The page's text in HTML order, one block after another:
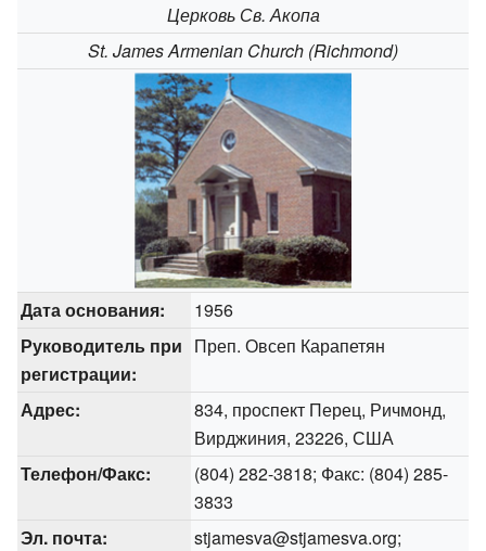
Церковь Св. Акопа
St. James Armenian Church (Richmond)
Дата основания:
1956
Руководитель при
регистрации:
Преп. Овсеп Карапетян
Адрес:
834, проспект Перец, Ричмонд,
Вирджиния, 23226, США
Телефон/Факс:
(804) 282-3818; Факс: (804) 285-
3833
Эл. почта:
stjamesva@stjamesva.org;